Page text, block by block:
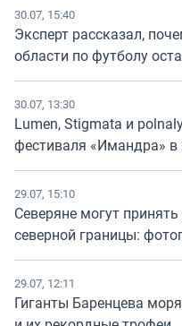
30.07, 15:40
Эксперт рассказал,
области по футболу
30.07, 13:30
Lumen, Stigmata и
фестиваля «Имандра» в
29.07, 15:10
Северяне могут
северной границы:
29.07, 12:11
Гиганты Баренцева